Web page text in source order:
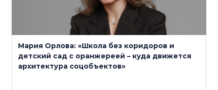
Мария Орлова: «Школа без коридоров и
детский сад с оранжереей – куда движется
архитектура соцобъектов»